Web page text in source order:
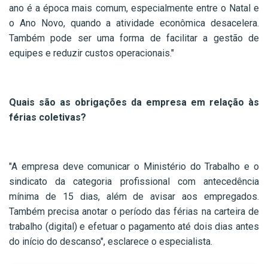
ano é a época mais comum, especialmente entre o Natal e
o Ano Novo, quando a atividade econômica desacelera.
Também pode ser uma forma de facilitar a gestão de
equipes e reduzir custos operacionais."
Quais são as obrigações da empresa em relação às
férias coletivas?
"A empresa deve comunicar o Ministério do Trabalho e o
sindicato da categoria profissional com antecedência
mínima de 15 dias, além de avisar aos empregados.
Também precisa anotar o período das férias na carteira de
trabalho (digital) e efetuar o pagamento até dois dias antes
do início do descanso", esclarece o especialista.